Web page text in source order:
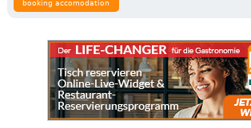
booking accomodation